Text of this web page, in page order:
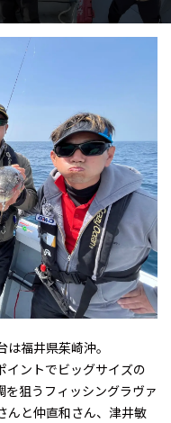
福井県茱崎沖。
イントでビッグサイズの
狙うフィッシングラヴァ
んと仲直和さん、津井敏